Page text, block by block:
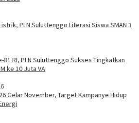
PLN Suluttenggo Literasi Siswa SMAN 3
81 RI, PLN Suluttenggo Sukses Tingkatkan
ke 10 Juta VA
Gelar November, Target Kampanye Hidup